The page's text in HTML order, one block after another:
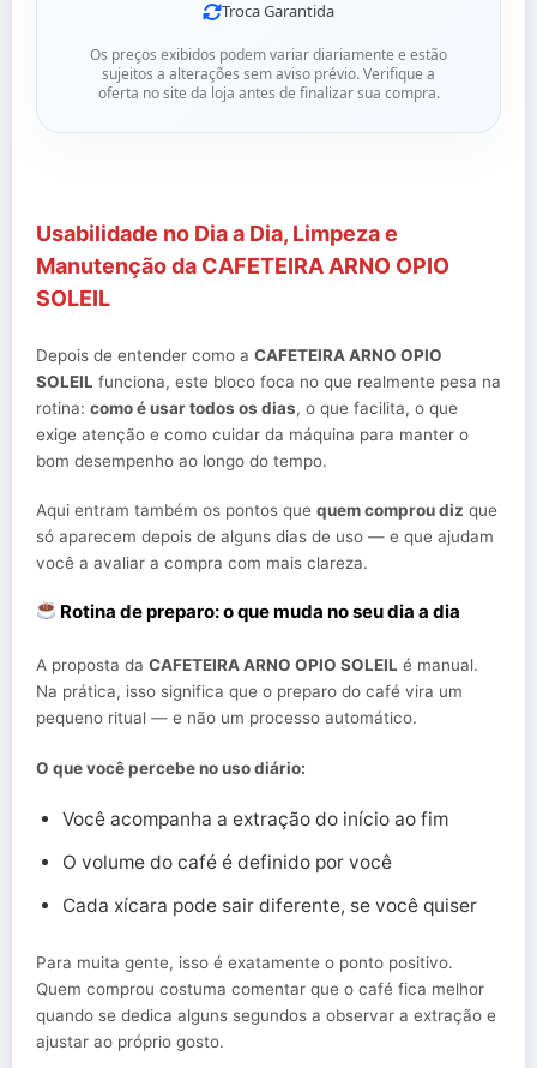
Troca Garantida
Os preços exibidos podem variar diariamente e estão
sujeitos a alterações sem aviso prévio. Verifique a
oferta no site da loja antes de finalizar sua compra.
Usabilidade no Dia a Dia, Limpeza e
Manutenção da CAFETEIRA ARNO OPIO
SOLEIL
Depois de entender como a CAFETEIRA ARNO OPIO
SOLEIL funciona, este bloco foca no que realmente pesa na
rotina: como é usar todos os dias, o que facilita, o que
exige atenção e como cuidar da máquina para manter o
bom desempenho ao longo do tempo.
Aqui entram também os pontos que quem comprou diz que
só aparecem depois de alguns dias de uso — e que ajudam
você a avaliar a compra com mais clareza.
Rotina de preparo: o que muda no seu dia a dia
A proposta da CAFETEIRA ARNO OPIO SOLEIL é manual.
Na prática, isso significa que o preparo do café vira um
pequeno ritual — e não um processo automático.
O que você percebe no uso diário:
Você acompanha a extração do início ao fim
O volume do café é definido por você
Cada xícara pode sair diferente, se você quiser
Para muita gente, isso é exatamente o ponto positivo.
Quem comprou costuma comentar que o café fica melhor
quando se dedica alguns segundos a observar a extração e
ajustar ao próprio gosto.